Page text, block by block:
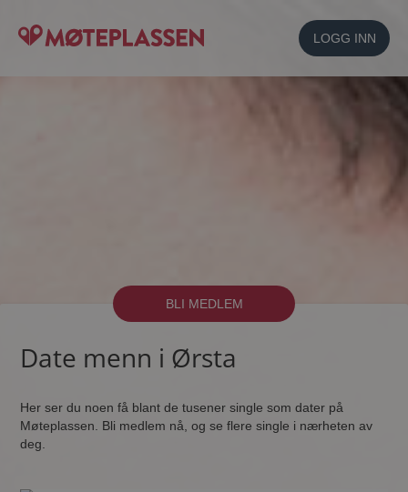
LOGG INN
BLI MEDLEM
Date menn i Ørsta
Her ser du noen få blant de tusener single som dater på
Møteplassen. Bli medlem nå, og se flere single i nærheten av
deg.